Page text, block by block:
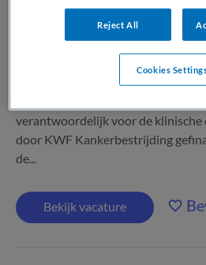
Vaste aanstelling
Ben jij afgestudeerd als apotheker,
wetenschapper en wil je bijdragen
verantwoordelijk voor de klinische
door KWF Kankerbestrijding
de...
Bekijk vacature
Reject All
Cookies